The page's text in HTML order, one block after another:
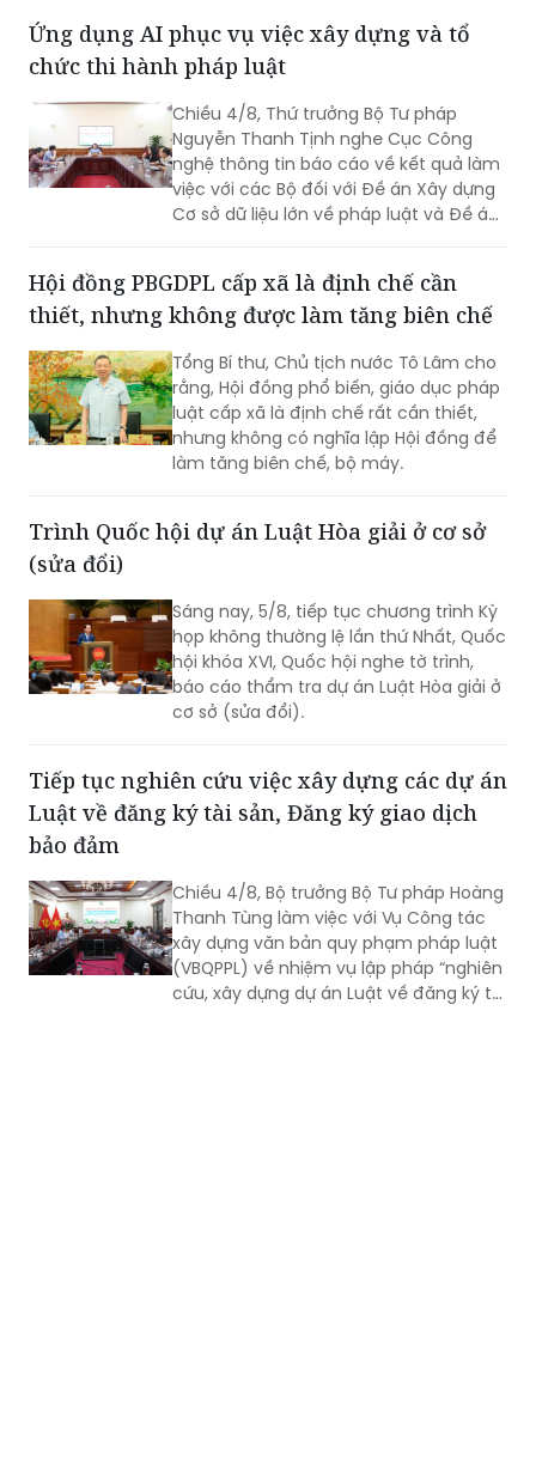
nghệ, mà phải hướng tới xây dựng một
nền tảng thực sự thông minh, chủ
gia tăng cho công tác quản lý nhà
nước.
Ứng dụng AI phục vụ việc xây dựng và tổ
chức thi hành pháp luật
Chiều 4/8, Thứ trưởng Bộ Tư pháp
Nguyễn Thanh Tịnh nghe Cục Công
nghệ thông tin báo cáo về kết quả làm
việc với các Bộ đối với Đề án Xây dựng
Cơ sở dữ liệu lớn về pháp luật và Đề án
trình Thủ tướng Chính phủ.
Hội đồng PBGDPL cấp xã là định chế cần
thiết, nhưng không được làm tăng biên chế
Tổng Bí thư, Chủ tịch nước Tô Lâm cho
rằng, Hội đồng phổ biến, giáo dục pháp
luật cấp xã là định chế rất cần thiết,
nhưng không có nghĩa lập Hội đồng để
làm tăng biên chế, bộ máy.
Trình Quốc hội dự án Luật Hòa giải ở cơ sở
(sửa đổi)
Sáng nay, 5/8, tiếp tục chương trình Kỳ
họp không thường lệ lần thứ Nhất, Quốc
hội khóa XVI, Quốc hội nghe tờ trình,
báo cáo thẩm tra dự án Luật Hòa giải ở
cơ sở (sửa đổi).
Tiếp tục nghiên cứu việc xây dựng các dự án
Luật về đăng ký tài sản, Đăng ký giao dịch
bảo đảm
Chiều 4/8, Bộ trưởng Bộ Tư pháp Hoàng
Thanh Tùng làm việc với Vụ Công tác
xây dựng văn bản quy phạm pháp luật
(VBQPPL) về nhiệm vụ lập pháp “nghiên
cứu, xây dựng dự án Luật về đăng ký tài